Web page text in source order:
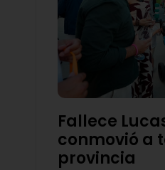
Fallece
conmovió a
provincia